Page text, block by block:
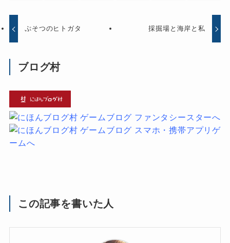
ぷそつのヒトガタ 採掘場と海岸と私
ブログ村
この記事を書いた人